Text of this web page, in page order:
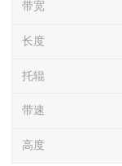
带宽
长度
托辊
带速
高度